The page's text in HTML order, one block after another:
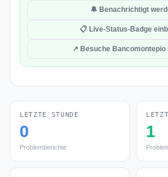
🔔 Benachrichtigt
📋 Live-Status-Badge
↗ Besuche Bancomontepio
LETZTE STUNDE
0
Problemberichte
1